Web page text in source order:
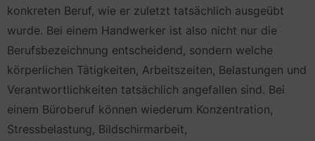
konkreten Beruf, wie er zuletzt tatsächlich ausgeübt
wurde. Bei einem Handwerker ist also nicht nur die
Berufsbezeichnung entscheidend, sondern welche
körperlichen Tätigkeiten, Arbeitszeiten, Belastungen und
Verantwortlichkeiten tatsächlich angefallen sind. Bei
einem Büroberuf können wiederum Konzentration,
Stressbelastung, Bildschirmarbeit,